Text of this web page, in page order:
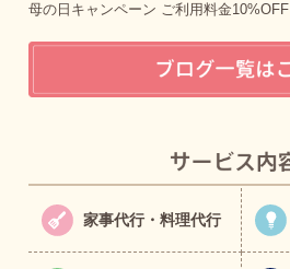
母の日キャンペーン ご利用料金10%OFF
家事代行・料理代行